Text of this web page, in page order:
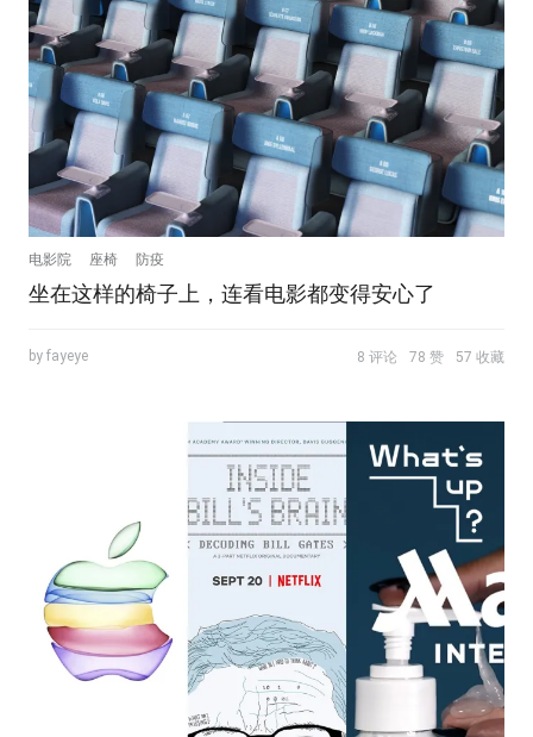
电影院 座椅 防疫
坐在这样的椅子上，连看电影都变得安心了
by fayeye 8 评论 78 赞 57 收藏